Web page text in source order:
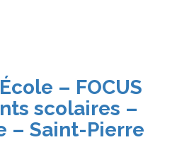
– FOCUS
scolaires –
– Saint-Pierre